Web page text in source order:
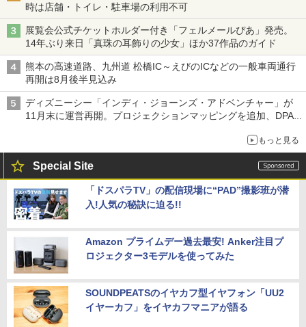
時は店舗・トイレ・駐車場の利用不可
展覧会公式チケットホルダー付き「フェルメールぴあ」発売。
14年ぶり来日「真珠の耳飾りの少女」ほか37作品のガイド
熊本の高速道路、九州道 松橋IC～えびのICなどの一般車両通行
再開は8月後半見込み
ディズニーシー「インディ・ジョーンズ・アドベンチャー」が
11月末に運営再開。プロジェクションマッピングを追加、DPA
もっと見る
Special Site
「ドスパラTV」の配信現場に“PAD”撮影班が潜
入!人気の秘訣に迫る!!
Amazon プライムデー過去最安! Anker注目プ
ロジェクター3モデルを使ってみた
SOUNDPEATSのイヤカフ型イヤフォン「UU2
イヤーカフ」をイヤカフマニアが語る